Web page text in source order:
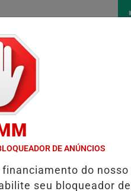
PUBLICIDADES LEGAIS
DE FORMOSA INICIA
DE ANÚNCIOS
do
seu bloqueador